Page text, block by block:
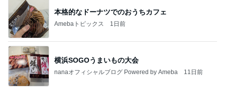
本格的なドーナツでのおうちカフェ
Amebaトピックス 1日前
横浜SOGOうまいもの大会
nanaオフィシャルブログ Powered by Ameba 11日前